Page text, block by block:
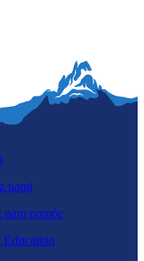
nami
nam pomóc
Education